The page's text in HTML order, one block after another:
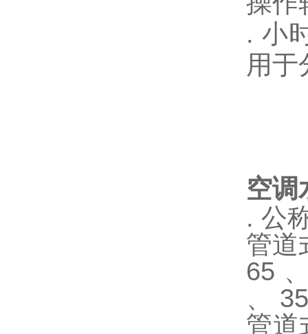
. 小
用于
空
. 公
管道
65
、
管道